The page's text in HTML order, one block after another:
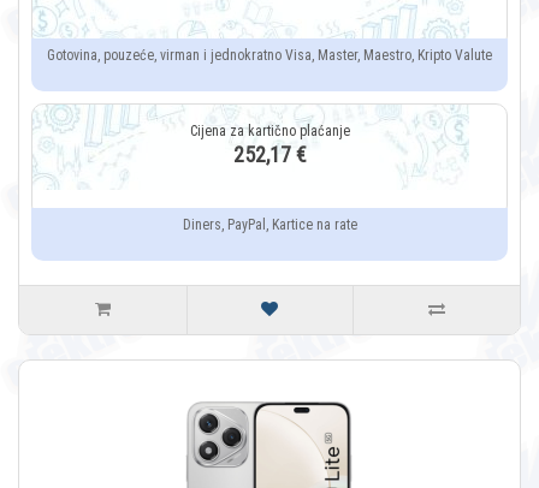
Gotovina, pouzeće, virman i jednokratno Visa, Master, Maestro, Kripto Valute
252,17 €
Diners, PayPal, Kartice na rate